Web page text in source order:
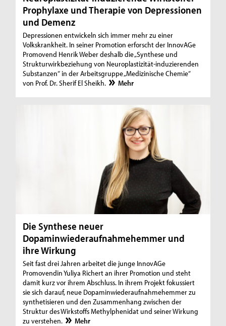
Prophylaxe und Therapie von Depressionen
und Demenz
Depressionen entwickeln sich immer mehr zu einer
Volkskrankheit. In seiner Promotion erforscht der InnovAGe
Promovend Henrik Weber deshalb die „Synthese und
Strukturwirkbeziehung von Neuroplastizität-induzierenden
Substanzen“ in der Arbeitsgruppe „Medizinische Chemie“
von Prof. Dr. Sherif El Sheikh.
Mehr
Die Synthese neuer
Dopaminwiederaufnahmehemmer und
ihre Wirkung
Seit fast drei Jahren arbeitet die junge InnovAGe
Promovendin Yuliya Richert an ihrer Promotion und steht
damit kurz vor ihrem Abschluss. In ihrem Projekt fokussiert
sie sich darauf, neue Dopaminwiederaufnahmehemmer zu
synthetisieren und den Zusammenhang zwischen der
Struktur des Wirkstoffs Methylphenidat und seiner Wirkung
zu verstehen.
Mehr